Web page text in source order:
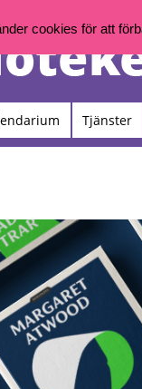
Tjänster
cookies för att